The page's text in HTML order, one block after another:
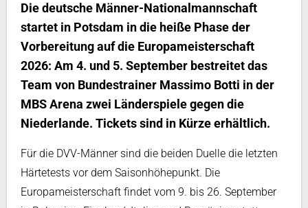
Die deutsche Männer-Nationalmannschaft
startet in Potsdam in die heiße Phase der
Vorbereitung auf die Europameisterschaft
2026: Am 4. und 5. September bestreitet das
Team von Bundestrainer Massimo Botti in der
MBS Arena zwei Länderspiele gegen die
Niederlande. Tickets sind in Kürze erhältlich.
Für die DVV-Männer sind die beiden Duelle die letzten
Härtetests vor dem Saisonhöhepunkt. Die
Europameisterschaft findet vom 9. bis 26. September